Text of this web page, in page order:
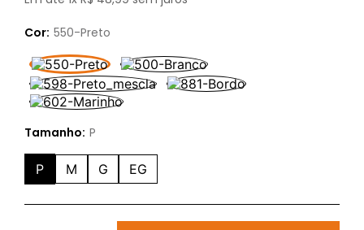
Cor: 550-Preto
Tamanho: P
P M G EG